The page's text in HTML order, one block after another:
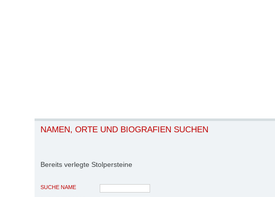
NAMEN, ORTE UND BIOGRAFIEN SUCHEN
Bereits verlegte Stolpersteine
SUCHE NAME